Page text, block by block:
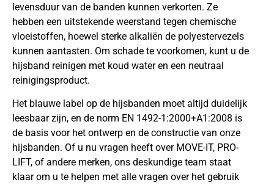
levensduur van de banden kunnen verkorten. Ze
hebben een uitstekende weerstand tegen chemische
vloeistoffen, hoewel sterke alkaliën de polyestervezels
kunnen aantasten. Om schade te voorkomen, kunt u de
hijsband reinigen met koud water en een neutraal
reinigingsproduct.
Het blauwe label op de hijsbanden moet altijd duidelijk
leesbaar zijn, en de norm EN 1492-1:2000+A1:2008 is
de basis voor het ontwerp en de constructie van onze
hijsbanden. Of u nu vragen heeft over MOVE-IT, PRO-
LIFT, of andere merken, ons deskundige team staat
klaar om u te helpen met alle vragen over het gebruik